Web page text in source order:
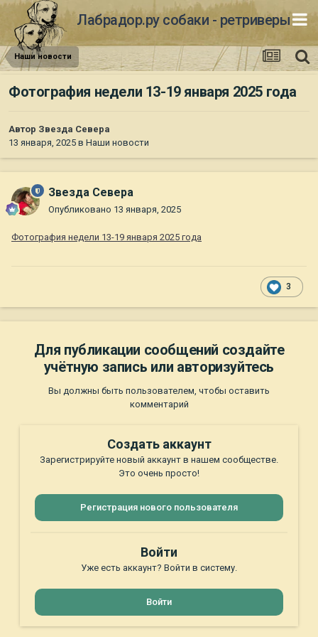
Лабрадор.ру собаки - ретриверы
Наши новости
Фотография недели 13-19 января 2025 года
Автор Звезда Севера
13 января, 2025 в Наши новости
Звезда Севера
Опубликовано 13 января, 2025
Фотография недели 13-19 января 2025 года
3
Для публикации сообщений создайте
учётную запись или авторизуйтесь
Вы должны быть пользователем, чтобы оставить
комментарий
Создать аккаунт
Зарегистрируйте новый аккаунт в нашем сообществе.
Это очень просто!
Регистрация нового пользователя
Войти
Уже есть аккаунт? Войти в систему.
Войти